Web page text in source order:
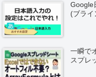
Google
(ブライ
一瞬で
スプレ